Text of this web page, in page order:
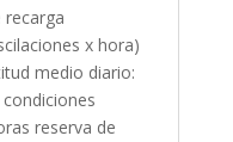
x hora)
medio diario:
reserva de